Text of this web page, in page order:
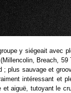
y siégeait avec
Breach, 59
; plus sauvage et
intéressant et
et aiguë, tutoyant le